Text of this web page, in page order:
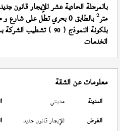
متر2
بلكونة النموذج (90
الخدمات
معلومات عن الشقة
المدينة مدينتي
الغرض
للإيجار قانون جديد